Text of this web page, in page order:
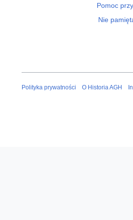
Pomoc
Nie
Polityka prywatności O Historia AGH